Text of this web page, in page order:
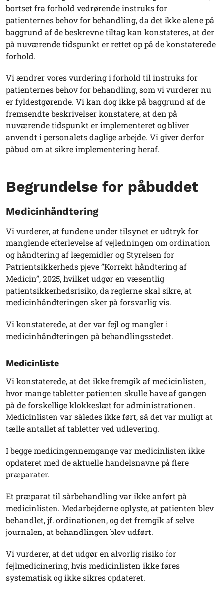
bortset fra forhold vedrørende instruks for
patienternes behov for behandling, da det ikke alene på
baggrund af de beskrevne tiltag kan konstateres, at der
på nuværende tidspunkt er rettet op på de konstaterede
forhold.
Vi ændrer vores vurdering i forhold til instruks for
patienternes behov for behandling, som vi vurderer nu
er fyldestgørende. Vi kan dog ikke på baggrund af de
fremsendte beskrivelser konstatere, at den på
nuværende tidspunkt er implementeret og bliver
anvendt i personalets daglige arbejde. Vi giver derfor
påbud om at sikre implementering heraf.
Begrundelse for påbuddet
Medicinhåndtering
Vi vurderer, at fundene under tilsynet er udtryk for
manglende efterlevelse af vejledningen om ordination
og håndtering af lægemidler og Styrelsen for
Patrientsikkerheds pjeve ”Korrekt håndtering af
Medicin”, 2025, hvilket udgør en væsentlig
patientsikkerhedsrisiko, da reglerne skal sikre, at
medicinhåndteringen sker på forsvarlig vis.
Vi konstaterede, at der var fejl og mangler i
medicinhåndteringen på behandlingsstedet.
Medicinliste
Vi konstaterede, at det ikke fremgik af medicinlisten,
hvor mange tabletter patienten skulle have af gangen
på de forskellige klokkeslæt for administrationen.
Medicinlisten var således ikke ført, så det var muligt at
tælle antallet af tabletter ved udlevering.
I begge medicingennemgange var medicinlisten ikke
opdateret med de aktuelle handelsnavne på flere
præparater.
Et præparat til sårbehandling var ikke anført på
medicinlisten. Medarbejderne oplyste, at patienten blev
behandlet, jf. ordinationen, og det fremgik af selve
journalen, at behandlingen blev udført.
Vi vurderer, at det udgør en alvorlig risiko for
fejlmedicinering, hvis medicinlisten ikke føres
systematisk og ikke sikres opdateret.